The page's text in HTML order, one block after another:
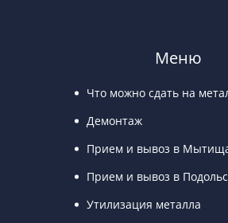
Меню
Что можно сдать на
Демонтаж
Прием и вывоз в
Прием и вывоз в
Утилизация металла